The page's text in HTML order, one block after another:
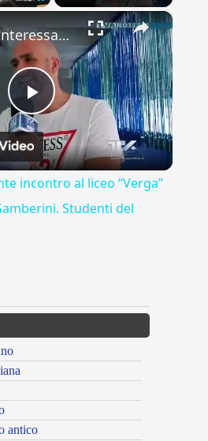
×
Play
Video
Adrano. Interessante incontro al liceo “Verga” con il prof. Fabio Gamberini. Studenti del Linguistic
incontro al liceo “Verga”
Studenti del
antico